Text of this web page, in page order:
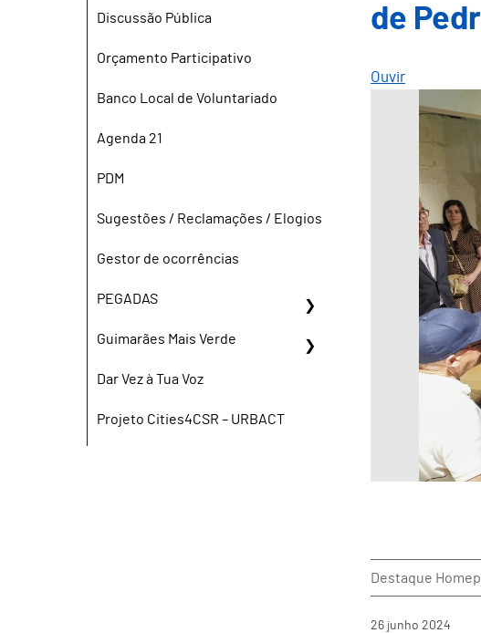
Discussão Pública
Orçamento Participativo
Banco Local de Voluntariado
Agenda 21
PDM
Sugestões / Reclamações / Elogios
Gestor de ocorrências
PEGADAS
Guimarães Mais Verde
Dar Vez à Tua Voz
Projeto Cities4CSR – URBACT
de
Ouvir
Destaque
26 junho 2024